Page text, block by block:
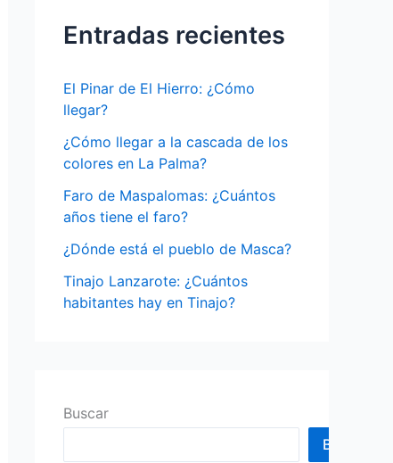
r
o
:
Entradas recientes
El Pinar de El Hierro: ¿Cómo
llegar?
¿Cómo llegar a la cascada de los
colores en La Palma?
Faro de Maspalomas: ¿Cuántos
años tiene el faro?
¿Dónde está el pueblo de Masca?
Tinajo Lanzarote: ¿Cuántos
habitantes hay en Tinajo?
Buscar
Buscar